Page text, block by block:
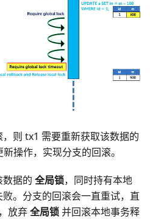
则 tx1 需要重新获取该数据的
操作，实现分支的回滚。
据的 全局锁，同时持有本地
。分支的回滚会一直重试，直
放弃全局锁并回滚本地事务释